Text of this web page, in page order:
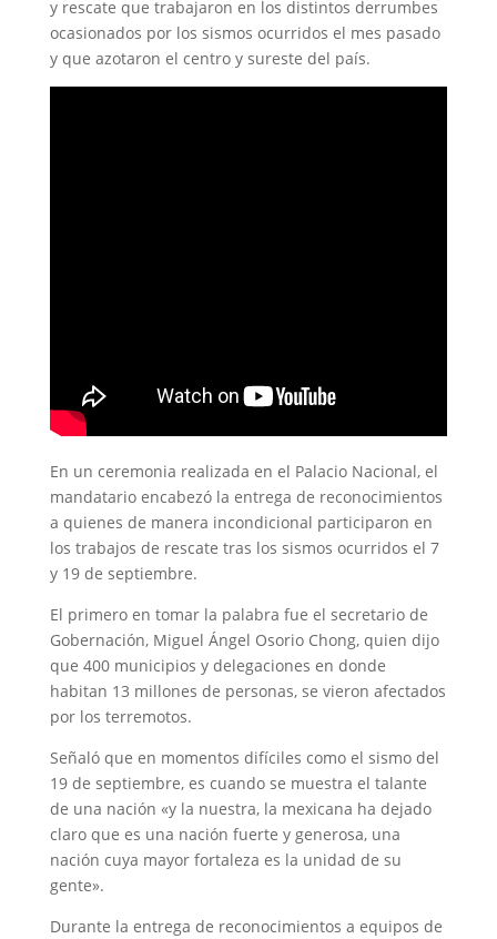
y rescate que trabajaron en los distintos derrumbes
ocasionados por los sismos ocurridos el mes pasado
y que azotaron el centro y sureste del país.
En un ceremonia realizada en el Palacio Nacional, el
mandatario encabezó la entrega de reconocimientos
a quienes de manera incondicional participaron en
los trabajos de rescate tras los sismos ocurridos el 7
y 19 de septiembre.
El primero en tomar la palabra fue el secretario de
Gobernación, Miguel Ángel Osorio Chong, quien dijo
que 400 municipios y delegaciones en donde
habitan 13 millones de personas, se vieron afectados
por los terremotos.
Señaló que en momentos difíciles como el sismo del
19 de septiembre, es cuando se muestra el talante
de una nación «y la nuestra, la mexicana ha dejado
claro que es una nación fuerte y generosa, una
nación cuya mayor fortaleza es la unidad de su
gente».
Durante la entrega de reconocimientos a equipos de